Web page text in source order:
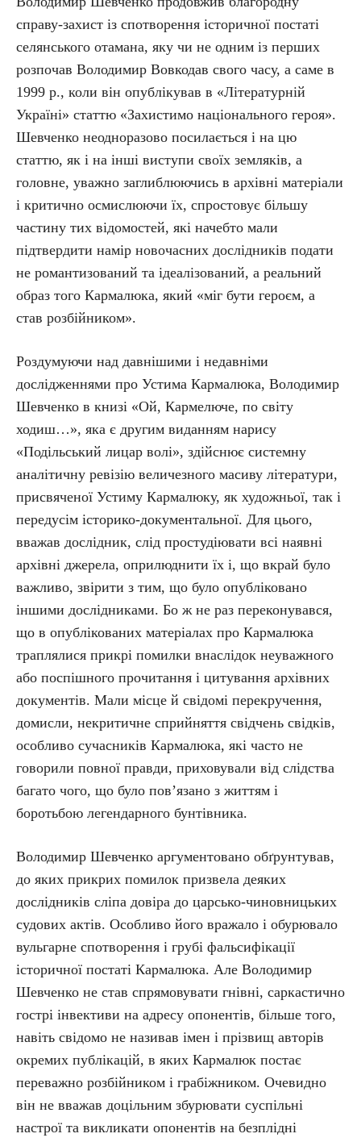
справу-захист із спотворення історичної постаті
селянського отамана, яку чи не одним із перших
розпочав Володимир Вовкодав свого часу, а саме в
1999 р., коли він опублікував в «Літературній
Україні» статтю «Захистимо національного героя».
Шевченко неодноразово посилається і на цю
статтю, як і на інші виступи своїх земляків, а
головне, уважно заглиблюючись в архівні матеріали
і критично осмислюючи їх, спростовує більшу
частину тих відомостей, які начебто мали
підтвердити намір новочасних дослідників подати
не романтизований та ідеалізований, а реальний
образ того Кармалюка, який «міг бути героєм, а
став розбійником».
Роздумуючи над давнішими і недавніми
дослідженнями про Устима Кармалюка, Володимир
Шевченко в книзі «Ой, Кармелюче, по світу
ходиш…», яка є другим виданням нарису
«Подільський лицар волі», здійснює системну
аналітичну ревізію величезного масиву літератури,
присвяченої Устиму Кармалюку, як художньої, так і
передусім історико-документальної. Для цього,
вважав дослідник, слід простудіювати всі наявні
архівні джерела, оприлюднити їх і, що вкрай було
важливо, звірити з тим, що було опубліковано
іншими дослідниками. Бо ж не раз переконувався,
що в опублікованих матеріалах про Кармалюка
траплялися прикрі помилки внаслідок неуважного
або поспішного прочитання і цитування архівних
документів. Мали місце й свідомі перекручення,
домисли, некритичне сприйняття свідчень свідків,
особливо сучасників Кармалюка, які часто не
говорили повної правди, приховували від слідства
багато чого, що було пов’язано з життям і
боротьбою легендарного бунтівника.
Володимир Шевченко аргументовано обґрунтував,
до яких прикрих помилок призвела деяких
дослідників сліпа довіра до царсько-чиновницьких
судових актів. Особливо його вражало і обурювало
вульгарне спотворення і грубі фальсифікації
історичної постаті Кармалюка. Але Володимир
Шевченко не став спрямовувати гнівні, саркастично
гострі інвективи на адресу опонентів, більше того,
навіть свідомо не називав імен і прізвищ авторів
окремих публікацій, в яких Кармалюк постає
переважно розбійником і грабіжником. Очевидно
він не вважав доцільним збурювати суспільні
настрої та викликати опонентів на безплідні